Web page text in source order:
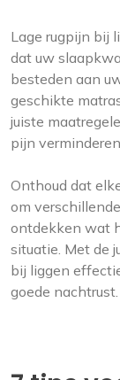
Lage rugpijn bij
dat uw
besteden aan
geschikte
juiste
pijn
Onthoud dat
om
ontdekken wat
situatie. Met de
bij liggen
goede nachtrust.